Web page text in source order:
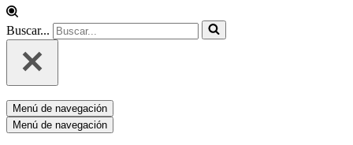
Buscar...
Menú de navegación
Menú de navegación